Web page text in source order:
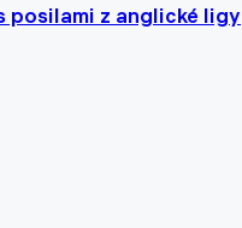
posilami z anglické ligy